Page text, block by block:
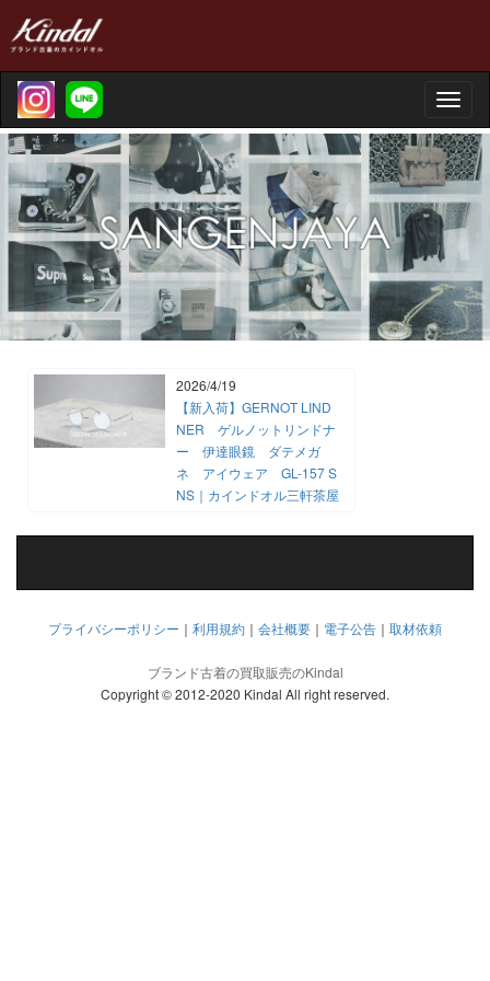
Toggle
2026/4/19
【新入荷】GERNOT LIND
NER ゲルノットリンドナ
ー 伊達眼鏡 ダテメガ
ネ アイウェア GL-157 S
NS｜カインドオル三軒茶屋
プライバシーポリシー ｜ 利用規約 ｜ 会社概要 ｜ 電子公告 ｜ 取材依頼
ブランド古着の買取販売のKindal
Copyright © 2012-2020 Kindal All right reserved.